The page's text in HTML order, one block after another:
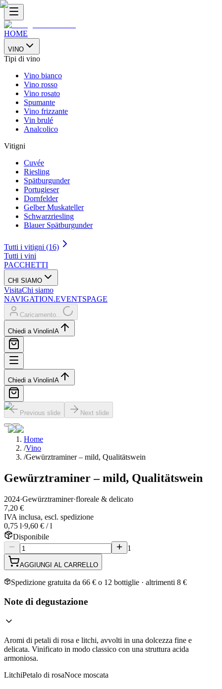
HOME
VINO
Tipi di vino
Vino bianco
Vino rosso
Vino rosato
Spumante
Vino frizzante
Vin brulé
Analcolico
Vitigni
Cuvée
Riesling
Spätburgunder
Portugieser
Dornfelder
Gelber Muskateller
Schwarzriesling
Blauer Spätburgunder
Tutti i vitigni (16)
Tutti i vini
PACCHETTI
CHI SIAMO
VisitaChi siamo
NAVIGATION.EVENTSPAGE
Caricamento...
Chiedi a Vinolin IA
Chiedi a Vinolin IA
Previous slide Next slide
Home
/Vino
/Gewürztraminer – mild, Qualitätswein
Gewürztraminer – mild, Qualitätswein
2024·Gewürztraminer·floreale & delicato
7,20 €
IVA inclusa, escl. spedizione
0,75 l·9,60 € / l
Disponibile
1
AGGIUNGI AL CARRELLO
Spedizione gratuita da 66 € o 12 bottiglie · altrimenti 8 €
Note di degustazione
Aromi di petali di rosa e litchi, avvolti in una dolcezza fine e
delicata. Vinificato in modo classico con una struttura acida
armoniosa.
LitchiPetalo di rosaNoce moscata